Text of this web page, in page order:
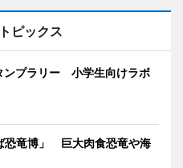
ピックス
ンプラリー 小学生向けラボ
恐竜博」 巨大肉食恐竜や海